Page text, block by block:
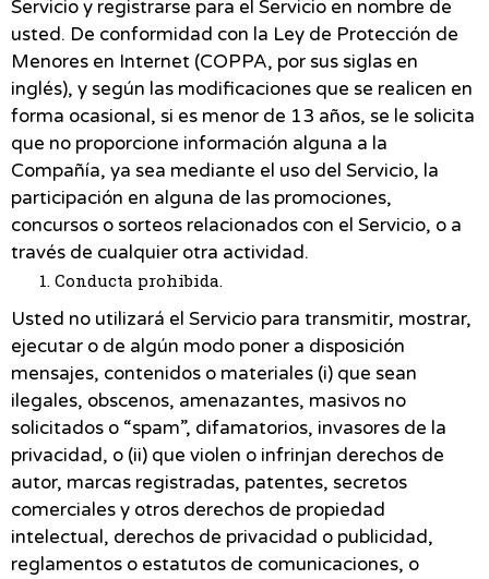
Servicio y registrarse para el Servicio en nombre de
usted. De conformidad con la Ley de Protección de
Menores en Internet (COPPA, por sus siglas en
inglés), y según las modificaciones que se realicen en
forma ocasional, si es menor de 13 años, se le solicita
que no proporcione información alguna a la
Compañía, ya sea mediante el uso del Servicio, la
participación en alguna de las promociones,
concursos o sorteos relacionados con el Servicio, o a
través de cualquier otra actividad.
Conducta prohibida.
Usted no utilizará el Servicio para transmitir, mostrar,
ejecutar o de algún modo poner a disposición
mensajes, contenidos o materiales (i) que sean
ilegales, obscenos, amenazantes, masivos no
solicitados o “spam”, difamatorios, invasores de la
privacidad, o (ii) que violen o infrinjan derechos de
autor, marcas registradas, patentes, secretos
comerciales y otros derechos de propiedad
intelectual, derechos de privacidad o publicidad,
reglamentos o estatutos de comunicaciones, o